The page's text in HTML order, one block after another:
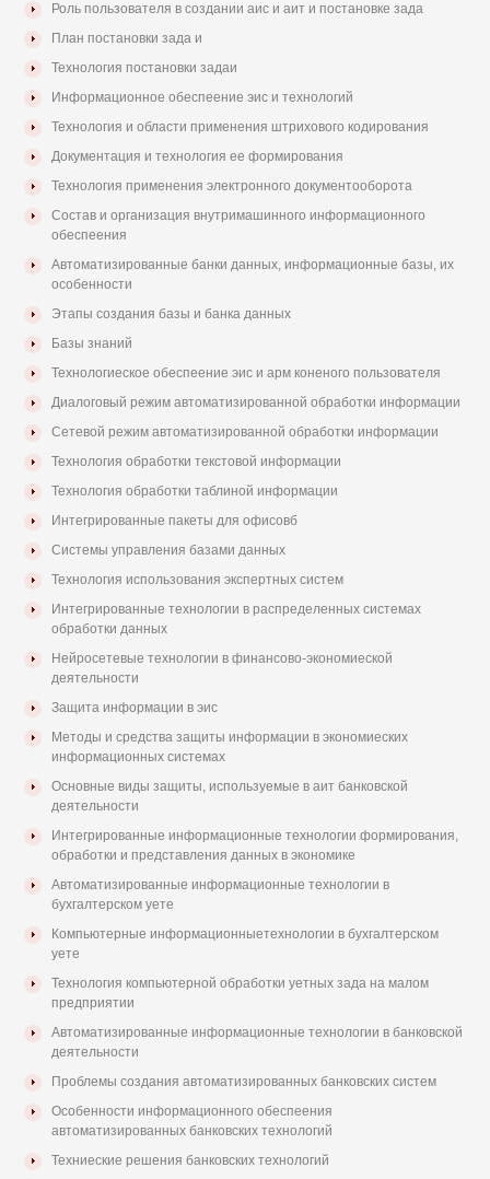
Роль пользователя в создании аис и аит и постановке зада
План постановки зада и
Технология постановки задаи
Информационное обеспеение эис и технологий
Технология и области применения штрихового кодирования
Документация и технология ее формирования
Технология применения электронного документооборота
Состав и организация внутримашинного информационного
обеспеения
Автоматизированные банки данных, информационные базы, их
особенности
Этапы создания базы и банка данных
Базы знаний
Технологиеское обеспеение эис и арм коненого пользователя
Диалоговый режим автоматизированной обработки информации
Сетевой режим автоматизированной обработки информации
Технология обработки текстовой информации
Технология обработки таблиной информации
Интегрированные пакеты для офисовб
Системы управления базами данных
Технология использования экспертных систем
Интегрированные технологии в распределенных системах
обработки данных
Нейросетевые технологии в финансово-экономиеской
деятельности
Защита информации в эис
Методы и средства защиты информации в экономиеских
информационных системах
Основные виды защиты, используемые в аит банковской
деятельности
Интегрированные информационные технологии формирования,
обработки и представления данных в экономике
Автоматизированные информационные технологии в
бухгалтерском уете
Компьютерные информационныетехнологии в бухгалтерском
уете
Технология компьютерной обработки уетных зада на малом
предприятии
Автоматизированные информационные технологии в банковской
деятельности
Проблемы создания автоматизированных банковских систем
Особенности информационного обеспеения
автоматизированных банковских технологий
Техниеские решения банковских технологий